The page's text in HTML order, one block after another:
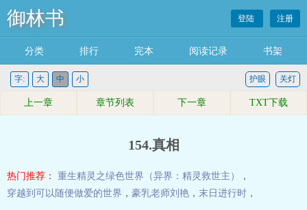
御林书 登陆 注册
分类 排行 完本 阅读记录 书架
字: 大 中 小 关灯
护眼
上一章 章节列表 下一章 TXT下载
154.真相
热门推荐： 重生精灵之绿色世界（异界：精灵救世主）
，
穿越到可以随便做爱的世界 ， 豪乳老师刘艳 ， 末日进行时 ，